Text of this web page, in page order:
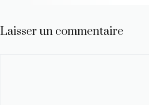
Laisser un commentaire